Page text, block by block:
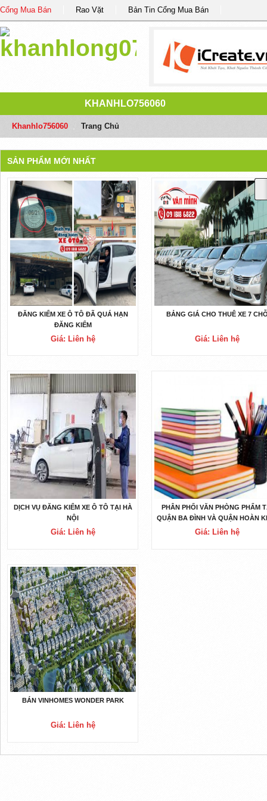
Cổng Mua Bán Rao Vặt Bản Tin Cổng Mua Bán
KHANHLO756060
Khanhlo756060 Trang Chủ
SẢN PHẨM MỚI NHẤT
ĐĂNG KIỂM XE Ô TÔ ĐÃ QUÁ HẠN
ĐĂNG KIỂM
Giá: Liên hệ
BẢNG GIÁ CHO THUÊ XE 7
Giá: Liên hệ
DỊCH VỤ ĐĂNG KIỂM XE Ô TÔ TẠI HÀ
NỘI
Giá: Liên hệ
PHÂN PHỐI VĂN PHÒNG PHẨM
QUẬN BA ĐÌNH VÀ QUẬN HOÀN
Giá: Liên hệ
BÁN VINHOMES WONDER PARK
Giá: Liên hệ